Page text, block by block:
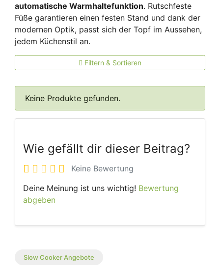
automatische Warmhaltefunktion. Rutschfeste
Füße garantieren einen festen Stand und dank der
modernen Optik, passt sich der Topf im Aussehen,
jedem Küchenstil an.
Filtern & Sortieren
Keine Produkte gefunden.
Wie gefällt dir dieser Beitrag?
Keine Bewertung
Deine Meinung ist uns wichtig! Bewertung
abgeben
Slow Cooker Angebote